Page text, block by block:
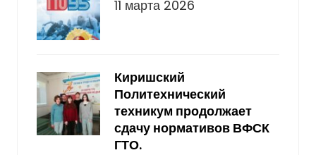
11 марта 2026
Киришский
Политехнический
техникум продолжает
сдачу нормативов ВФСК
ГТО.